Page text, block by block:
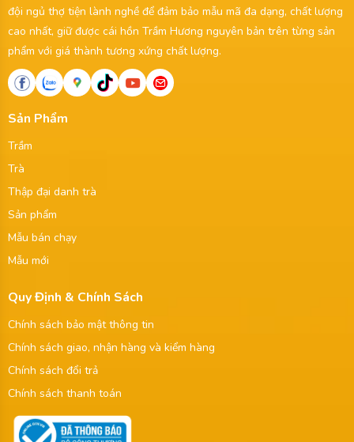
đội ngủ thợ tiện lành nghề để đảm bảo mẫu mã đa dạng, chất lượng
cao nhất, giữ được cái hồn Trầm Hương nguyên bản trên từng sản
phẩm với giá thành tương xứng chất lượng.
Sản Phẩm
Trầm
Trà
Thập đại danh trà
Sản phẩm
Mẫu bán chạy
Mẫu mới
Quy Định & Chính Sách
Chính sách bảo mật thông tin
Chính sách giao, nhận hàng và kiểm hàng
Chính sách đổi trả
Chính sách thanh toán